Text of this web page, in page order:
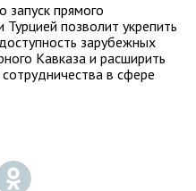
прямого
позволит укрепить
зарубежных
Кавказа и расширить
в сфере